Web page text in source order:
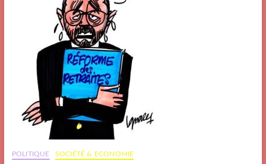
POLITIQUE SOCIÉTÉ & ECONOMIE